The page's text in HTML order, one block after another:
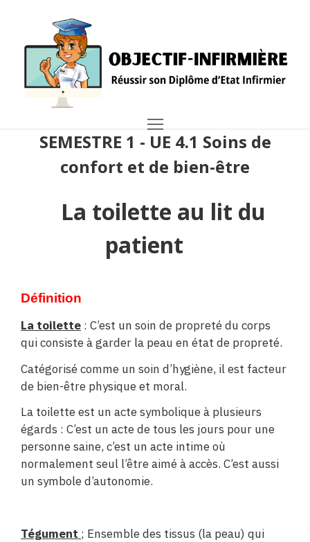
SEMESTRE 1 - UE 4.1 Soins de
confort et de bien-être
La toilette au lit du
patient
Définition
La toilette : C’est un soin de propreté du corps
qui consiste à garder la peau en état de propreté.
Catégorisé comme un soin d’hygiène, il est facteur
de bien-être physique et moral.
La toilette est un acte symbolique à plusieurs
égards : C’est un acte de tous les jours pour une
personne saine, c’est un acte intime où
normalement seul l’être aimé à accès. C’est aussi
un symbole d’autonomie.
Tégument ; Ensemble des tissus (la peau) qui